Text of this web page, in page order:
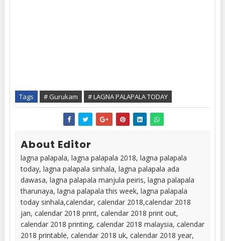
Tags # Gurukam # LAGNA PALAPALA TODAY
About Editor
lagna palapala, lagna palapala 2018, lagna palapala
today, lagna palapala sinhala, lagna palapala ada
dawasa, lagna palapala manjula peiris, lagna palapala
tharunaya, lagna palapala this week, lagna palapala
today sinhala,calendar, calendar 2018,calendar 2018
jan, calendar 2018 print, calendar 2018 print out,
calendar 2018 printing, calendar 2018 malaysia, calendar
2018 printable, calendar 2018 uk, calendar 2018 year,